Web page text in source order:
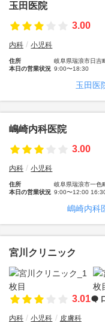
玉田医院
3.00
内科 小児科
住所
岐阜県瑞浪市日吉
本日の営業状況 9:00〜18:30
玉田医
嶋崎内科医院
3.00
内科 小児科
住所
岐阜県瑞浪市一色
本日の営業状況 9:00〜12:00
嶋崎内科
宮川クリニック
3.01
内科 小児科 皮膚科